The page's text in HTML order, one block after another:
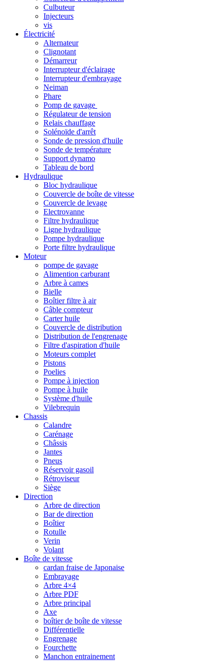
Culbuteur
Injecteurs
vis
Électricité
Alternateur
Clignotant
Démarreur
Interrupteur d'éclairage
Interrupteur d'embrayage
Neiman
Phare
Pomp de gavage
Régulateur de tension
Relais chauffage
Solénoïde d'arrêt
Sonde de pression d'huile
Sonde de température
Support dynamo
Tableau de bord
Hydraulique
Bloc hydraulique
Couvercle de boîte de vitesse
Couvercle de levage
Electrovanne
Filtre hydraulique
Ligne hydraulique
Pompe hydraulique
Porte filtre hydraulique
Moteur
pompe de gavage
Alimention carburant
Arbre à cames
Bielle
Boîtier filtre à air
Câble compteur
Carter huile
Couvercle de distribution
Distribution de l'engrenage
Filtre d'aspiration d'huile
Moteurs complet
Pistons
Poelies
Pompe à injection
Pompe à huile
Système d'huile
Vilebrequin
Chassis
Calandre
Carénage
Châssis
Jantes
Pneus
Réservoir gasoil
Rétroviseur
Siège
Direction
Arbre de direction
Bar de direction
Boîtier
Rotulle
Verin
Volant
Boîte de vitesse
cardan fraise de Japonaise
Embrayage
Arbre 4×4
Arbre PDF
Arbre principal
Axe
boîtier de boîte de vitesse
Différentielle
Engrenage
Fourchette
Manchon entrainement